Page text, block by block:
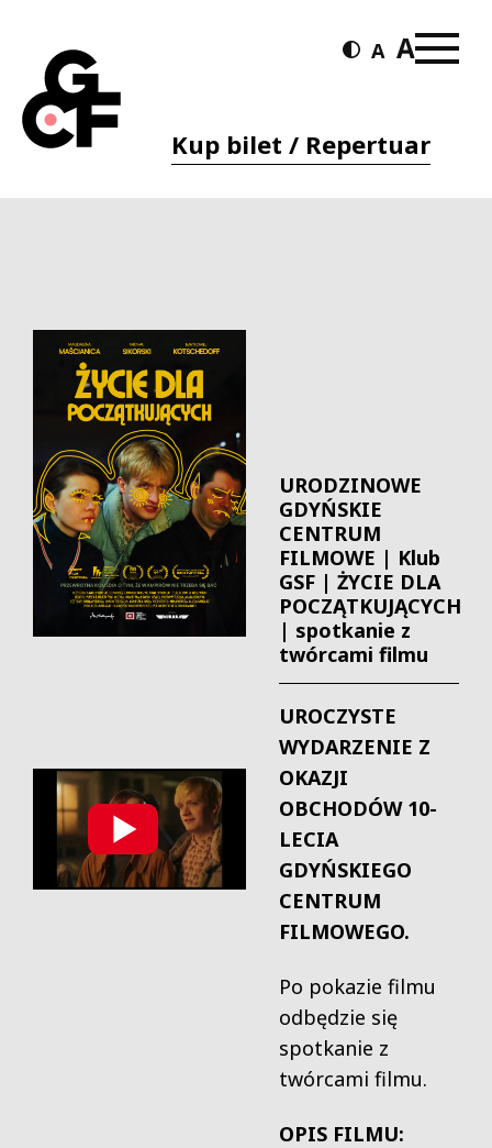
Kup bilet / Repertuar
URODZINOWE
GDYŃSKIE
CENTRUM
FILMOWE | Klub
GSF | ŻYCIE DLA
POCZĄTKUJĄCYCH
| spotkanie z
twórcami filmu
UROCZYSTE
WYDARZENIE Z
OKAZJI
OBCHODÓW 10-
LECIA
GDYŃSKIEGO
CENTRUM
FILMOWEGO.
Po pokazie filmu
odbędzie się
spotkanie z
twórcami filmu.
OPIS FILMU: